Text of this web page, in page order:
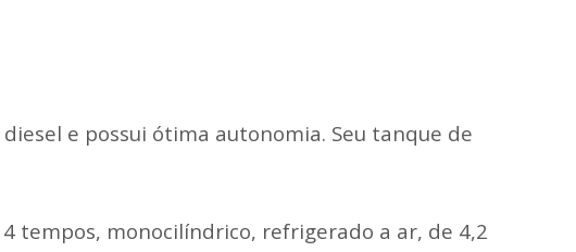
e possui ótima autonomia. Seu tanque de
tempos, monocilíndrico, refrigerado a ar, de 4,2